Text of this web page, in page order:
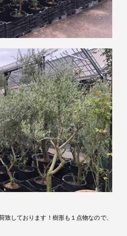
致しております！樹形も１点物なので、